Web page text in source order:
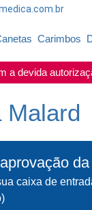
Carimbos
a devida
Malard
caixa de